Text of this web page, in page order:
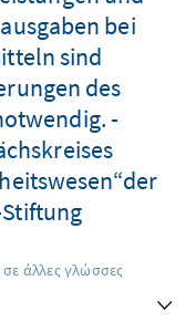
bei
sind
des
-
σε άλλες γλώσσες